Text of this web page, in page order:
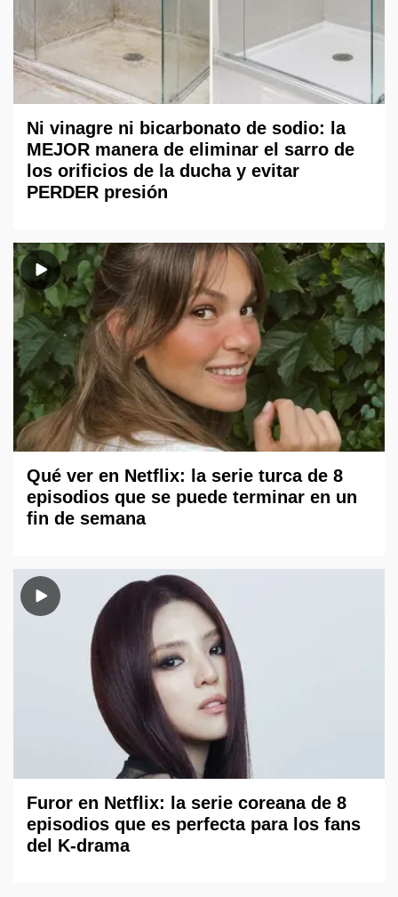
Ni vinagre ni bicarbonato de sodio: la
MEJOR manera de eliminar el sarro de
los orificios de la ducha y evitar
PERDER presión
Qué ver en Netflix: la serie turca de 8
episodios que se puede terminar en un
fin de semana
Furor en Netflix: la serie coreana de 8
episodios que es perfecta para los fans
del K-drama